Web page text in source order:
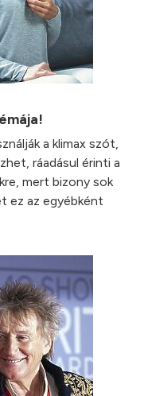
a klimax szót,
ráadásul érinti a
mert bizony sok
ez az egyébként